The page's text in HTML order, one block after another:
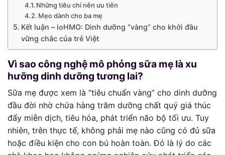
Những tiêu chí nên ưu tiên
Mẹo dành cho ba mẹ
Kết luận – ioHMO: Dinh dưỡng “vàng” cho khởi đầu
vững chắc của trẻ Việt
Vì sao công nghệ mô phỏng sữa mẹ là xu
hưỡng dinh dưỡng tương lai?
Sữa mẹ được xem là “tiêu chuẩn vàng” cho dinh dưỡng
đầu đời nhờ chứa hàng trăm dưỡng chất quý giá thúc
đẩy miễn dịch, tiêu hóa, phát triển não bộ tối ưu. Tuy
nhiên, trên thực tế, không phải mẹ nào cũng có đủ sữa
hoặc điều kiện cho con bú hoàn toàn. Đó là lý do các